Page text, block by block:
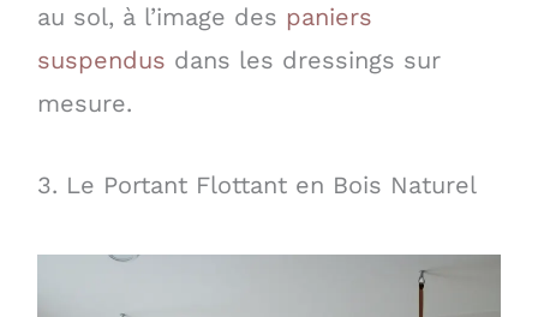
au sol, à l’image des paniers
suspendus dans les dressings sur
mesure.
3. Le Portant Flottant en Bois Naturel